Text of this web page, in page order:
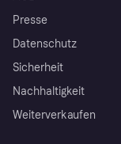
Presse
Datenschutz
Sicherheit
Nachhaltigkeit
Weiterverkaufen